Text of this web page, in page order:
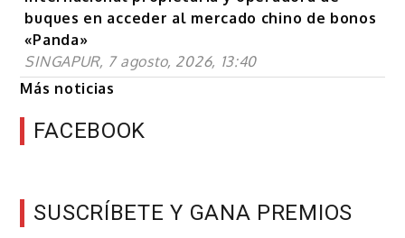
buques en acceder al mercado chino de bonos
«Panda»
SINGAPUR, 7 agosto, 2026, 13:40
Más noticias
FACEBOOK
SUSCRÍBETE Y GANA PREMIOS